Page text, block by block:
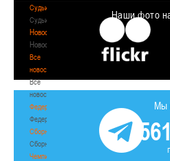
Судьи
Судьи
Новости
Новости
Все
новости
Все
новости
Федерация
Федерация
Сборные
Сборные
Чемпионат
Наши фото
Мы